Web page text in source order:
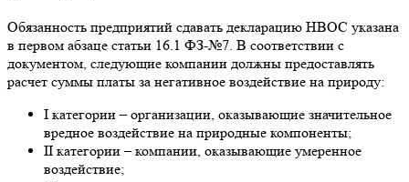
Обязанность предприятий сдавать декларацию НВОС указана
в первом абзаце статьи 16.1 ФЗ-№7. В соответствии с
документом, следующие компании должны предоставлять
расчет суммы платы за негативное воздействие на природу:
I категории – организации, оказывающие значительное
вредное воздействие на природные компоненты;
II категории – компании, оказывающие умеренное
воздействие;